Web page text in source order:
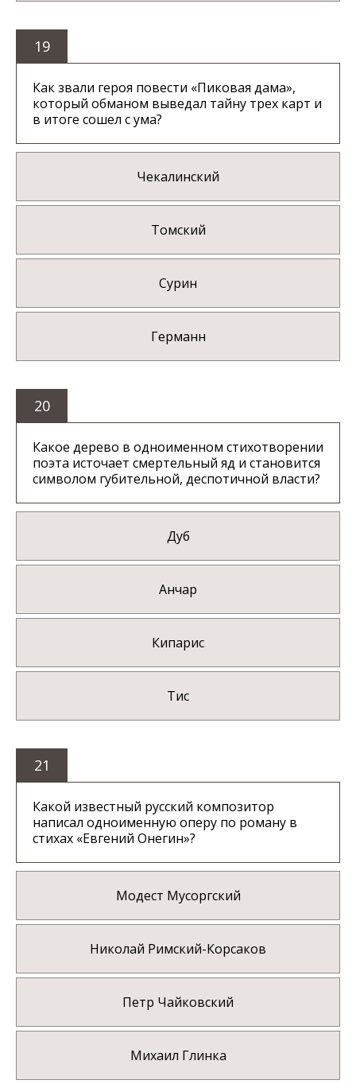
19
Как звали героя повести «Пиковая дама»,
который обманом выведал тайну трех карт и
в итоге сошел с ума?
Чекалинский
Томский
Сурин
Германн
20
Какое дерево в одноименном стихотворении
поэта источает смертельный яд и становится
символом губительной, деспотичной власти?
Дуб
Анчар
Кипарис
Тис
21
Какой известный русский композитор
написал одноименную оперу по роману в
стихах «Евгений Онегин»?
Модест Мусоргский
Николай Римский-Корсаков
Петр Чайковский
Михаил Глинка